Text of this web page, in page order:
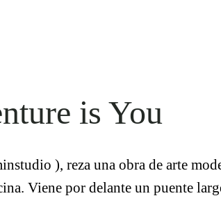
is You
), reza una obra de arte
Viene por delante un puente